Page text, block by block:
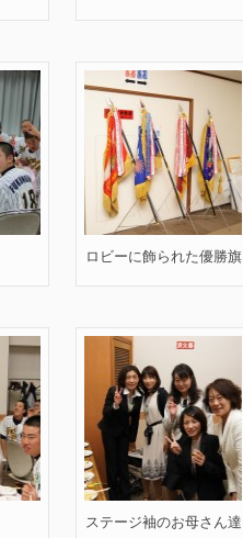
ロビーに飾られた優勝旗
ステージ袖のお母さん達